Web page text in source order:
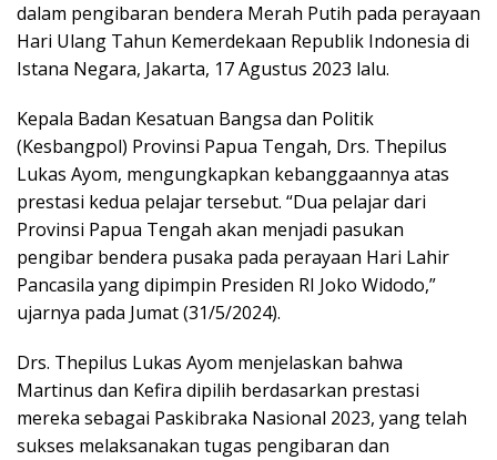
dalam pengibaran bendera Merah Putih pada perayaan
Hari Ulang Tahun Kemerdekaan Republik Indonesia di
Istana Negara, Jakarta, 17 Agustus 2023 lalu.
Kepala Badan Kesatuan Bangsa dan Politik
(Kesbangpol) Provinsi Papua Tengah, Drs. Thepilus
Lukas Ayom, mengungkapkan kebanggaannya atas
prestasi kedua pelajar tersebut. “Dua pelajar dari
Provinsi Papua Tengah akan menjadi pasukan
pengibar bendera pusaka pada perayaan Hari Lahir
Pancasila yang dipimpin Presiden RI Joko Widodo,”
ujarnya pada Jumat (31/5/2024).
Drs. Thepilus Lukas Ayom menjelaskan bahwa
Martinus dan Kefira dipilih berdasarkan prestasi
mereka sebagai Paskibraka Nasional 2023, yang telah
sukses melaksanakan tugas pengibaran dan